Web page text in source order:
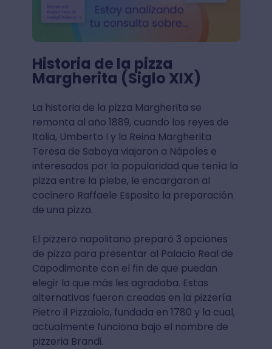
Historia de la pizza
Margherita (Siglo XIX)
La historia de la pizza Margherita se
remonta al año 1889, cuando los reyes de
Italia, Umberto I y la Reina Margherita
Teresa de Saboya viajaron a Nápoles e
interesados por la popularidad que tenía la
pizza entre la plebe, le encargaron al
cocinero Raffaele Esposito la preparación
de una pizza.
El pizzero napolitano preparó 3 opciones
de pizza para presentar al Palacio Real de
Capodimonte con el fin de que puedan
elegir la que más les agradaba. Estas
alternativas fueron creadas en la pizzería
Pietro il Pizzaiolo, fundada en 1780 y la cual,
actualmente funciona bajo el nombre de
pizzeria Brandi.